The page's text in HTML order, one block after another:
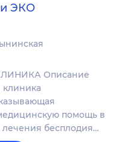
ЭКО
Описание
помощь в
бесплодия…